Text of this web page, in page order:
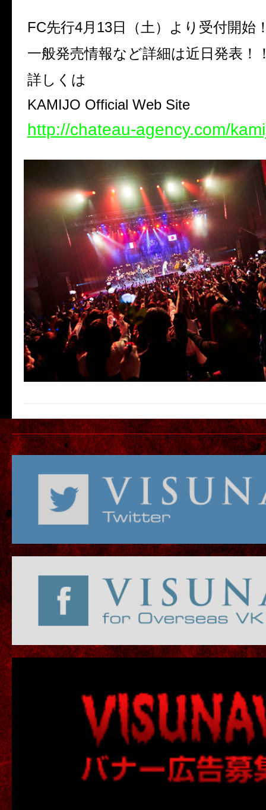
FC先行4月13日（土）より受付開始
一般発売情報など詳細は近日発表！
詳しくは
KAMIJO Official Web Site
http://chateau-agency.com/